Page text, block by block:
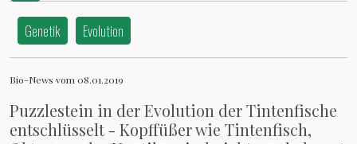
Genetik Evolution
Bio-News vom 08.01.2019
Puzzlestein in der Evolution der Tintenfische
entschlüsselt - Kopffüßer wie Tintenfisch,